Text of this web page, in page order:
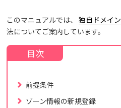
このマニュアルでは、独自ドメイン
法についてご案内しています。
前提条件
ゾーン情報の新規登録